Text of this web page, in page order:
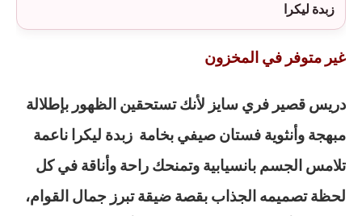
زبدة ليكرا
غير متوفر في المخزون
دريس قصير فري سايز لأنك تستحقين الظهور بإطلالة
مبهجة وأنثوية فستان صيفي بخامة زبدة ليكرا ناعمة
تلامس الجسم بانسيابية وتمنحك راحة وأناقة في كل
لحظة تصميمه الجذاب بقصة ضيقة تبرز جمال القوام،